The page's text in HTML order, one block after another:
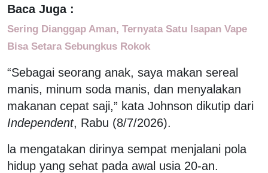
Baca Juga :
Sering Dianggap Aman, Ternyata Satu Isapan Vape
Bisa Setara Sebungkus Rokok
“Sebagai seorang anak, saya makan sereal
manis, minum soda manis, dan menyalakan
makanan cepat saji,” kata Johnson dikutip dari
Independent, Rabu (8/7/2026).
la mengatakan dirinya sempat menjalani pola
hidup yang sehat pada awal usia 20-an.